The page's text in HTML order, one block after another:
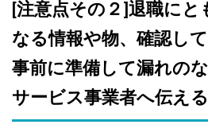
[注意点その２]退職にと
なる情報や物、確認し
事前に準備して漏れの
サービス事業者へ伝える